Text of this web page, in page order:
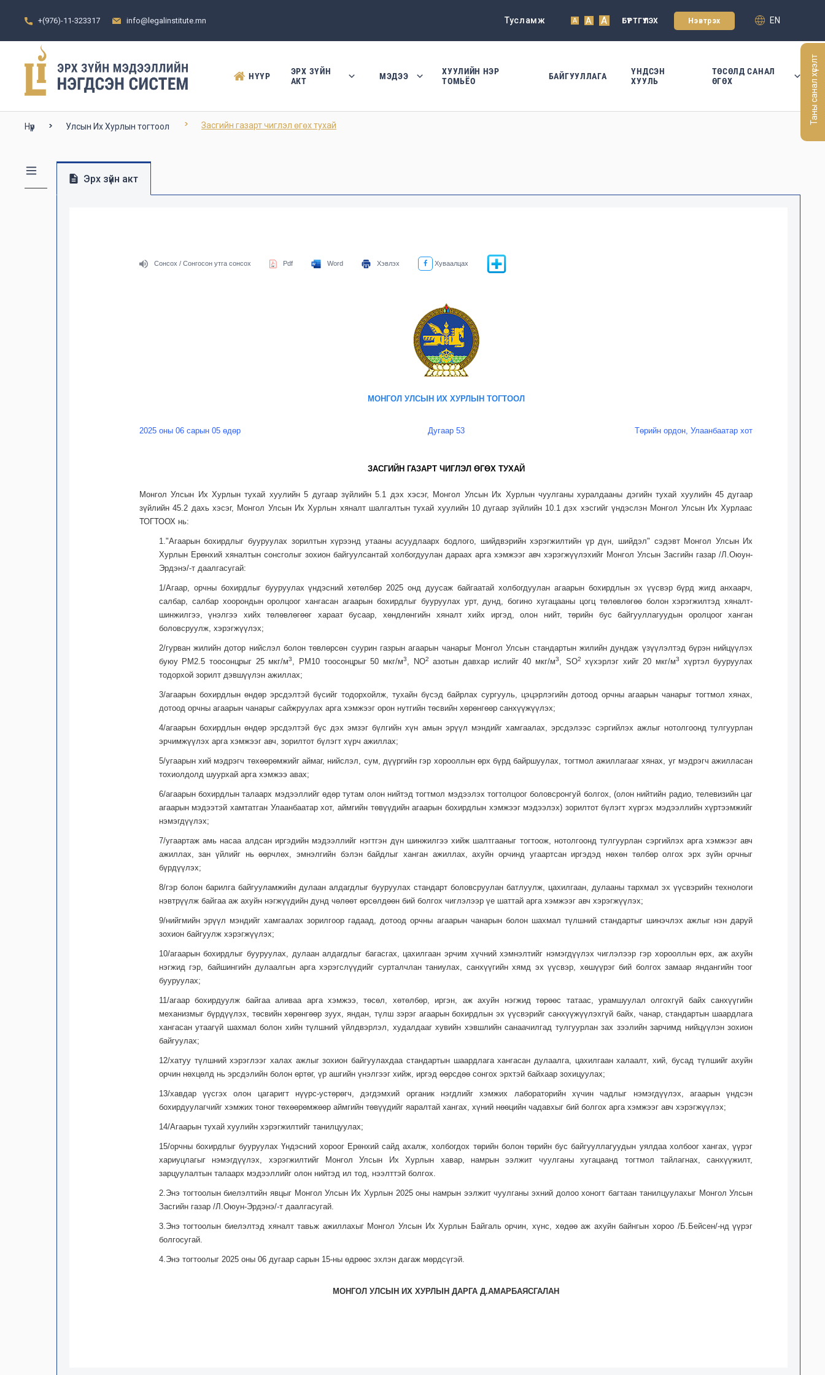
+(976)-11-323317 info@legalinstitute.mn Тусламж A A A БҮРТГҮҮЛЭХ Нэвтрэх EN
НҮҮР
ЭРХ ЗҮЙН
АКТ
МЭДЭЭ
ХУУЛИЙН НЭР
ТОМЬЁО
БАЙГУУЛЛАГА
ҮНДСЭН
ХУУЛЬ
ТӨСӨЛД САНАЛ
ӨГӨХ
Нүүр Улсын Их Хурлын тогтоол Засгийн газарт чиглэл өгөх тухай
Эрх зүйн акт
Сонсох / Сонгосон утга сонсох Pdf Word Хэвлэх Хуваалцах
МОНГОЛ УЛСЫН ИХ ХУРЛЫН ТОГТООЛ
2025 оны 06 сарын 05 өдөр Дугаар 53 Төрийн ордон, Улаанбаатар хот
ЗАСГИЙН ГАЗАРТ ЧИГЛЭЛ ӨГӨХ ТУХАЙ
Монгол Улсын Их Хурлын тухай хуулийн 5 дугаар зүйлийн 5.1 дэх хэсэг, Монгол Улсын Их Хурлын чуулганы хуралдааны дэгийн тухай хуулийн 45 дугаар
зүйлийн 45.2 дахь хэсэг, Монгол Улсын Их Хурлын хяналт шалгалтын тухай хуулийн 10 дугаар зүйлийн 10.1 дэх хэсгийг үндэслэн Монгол Улсын Их Хурлаас
ТОГТООХ нь:
1."Агаарын бохирдлыг бууруулах зорилтын хүрээнд утааны асуудлаарх бодлого, шийдвэрийн хэрэгжилтийн үр дүн, шийдэл" сэдэвт Монгол Улсын Их
Хурлын Ерөнхий хяналтын сонсголыг зохион байгуулсантай холбогдуулан дараах арга хэмжээг авч хэрэгжүүлэхийг Монгол Улсын Засгийн газар /Л.Оюун-
Эрдэнэ/-т даалгасугай:
1/Агаар, орчны бохирдлыг бууруулах үндэсний хөтөлбөр 2025 онд дуусаж байгаатай холбогдуулан агаарын бохирдлын эх үүсвэр бүрд жигд анхаарч,
салбар, салбар хоорондын оролцоог хангасан агаарын бохирдлыг бууруулах урт, дунд, богино хугацааны цогц төлөвлөгөө болон хэрэгжилтэд хяналт-
шинжилгээ, үнэлгээ хийх төлөвлөгөөг хараат бусаар, хөндлөнгийн хяналт хийх иргэд, олон нийт, төрийн бус байгууллагуудын оролцоог ханган
боловсруулж, хэрэгжүүлэх;
2/гурван жилийн дотор нийслэл болон төвлөрсөн суурин газрын агаарын чанарыг Монгол Улсын стандартын жилийн дундаж үзүүлэлтэд бүрэн нийцүүлэх
буюу PM2.5 тоосонцрыг 25 мкг/м3 , РМ10 тоосонцрыг 50 мкг/м3 , NO2 азотын давхар ислийг 40 мкг/м3 , SO2 хүхэрлэг хийг 20 мкг/м3
хүртэл бууруулах
тодорхой зорилт дэвшүүлэн ажиллах;
3/агаарын бохирдлын өндөр эрсдэлтэй бүсийг тодорхойлж, тухайн бүсэд байрлах сургууль, цэцэрлэгийн дотоод орчны агаарын чанарыг тогтмол хянах,
дотоод орчны агаарын чанарыг сайжруулах арга хэмжээг орон нутгийн төсвийн хөрөнгөөр санхүүжүүлэх;
4/агаарын бохирдлын өндөр эрсдэлтэй бүс дэх эмзэг бүлгийн хүн амын эрүүл мэндийг хамгаалах, эрсдэлээс сэргийлэх ажлыг нотолгоонд тулгуурлан
эрчимжүүлэх арга хэмжээг авч, зорилтот бүлэгт хүрч ажиллах;
5/угаарын хий мэдрэгч төхөөрөмжийг аймаг, нийслэл, сум, дүүргийн гэр хорооллын өрх бүрд байршуулах, тогтмол ажиллагааг хянах, уг мэдрэгч ажилласан
тохиолдолд шуурхай арга хэмжээ авах;
6/агаарын бохирдлын талаарх мэдээллийг өдөр тутам олон нийтэд тогтмол мэдээлэх тогтолцоог боловсронгуй болгох, (олон нийтийн радио, телевизийн цаг
агаарын мэдээтэй хамтатган Улаанбаатар хот, аймгийн төвүүдийн агаарын бохирдлын хэмжээг мэдээлэх) зорилтот бүлэгт хүргэх мэдээллийн хүртээмжийг
нэмэгдүүлэх;
7/угаартаж амь насаа алдсан иргэдийн мэдээллийг нэгтгэн дүн шинжилгээ хийж шалтгааныг тогтоож, нотолгоонд тулгуурлан сэргийлэх арга хэмжээг авч
ажиллах, зан үйлийг нь өөрчлөх, эмнэлгийн бэлэн байдлыг ханган ажиллах, ахуйн орчинд угаартсан иргэдэд нөхөн төлбөр олгох эрх зүйн орчныг
бүрдүүлэх;
8/гэр болон барилга байгууламжийн дулаан алдагдлыг бууруулах стандарт боловсруулан батлуулж, цахилгаан, дулааны тархмал эх үүсвэрийн технологи
нэвтрүүлж байгаа аж ахуйн нэгжүүдийн дунд чөлөөт өрсөлдөөн бий болгох чиглэлээр үе шаттай арга хэмжээг авч хэрэгжүүлэх;
9/нийгмийн эрүүл мэндийг хамгаалах зорилгоор гадаад, дотоод орчны агаарын чанарын болон шахмал түлшний стандартыг шинэчлэх ажлыг нэн даруй
зохион байгуулж хэрэгжүүлэх;
10/агаарын бохирдлыг бууруулах, дулаан алдагдлыг багасгах, цахилгаан эрчим хүчний хэмнэлтийг нэмэгдүүлэх чиглэлээр гэр хорооллын өрх, аж ахуйн
нэгжид гэр, байшингийн дулаалгын арга хэрэгслүүдийг сурталчлан таниулах, санхүүгийн хямд эх үүсвэр, хөшүүрэг бий болгох замаар яндангийн тоог
бууруулах;
11/агаар бохирдуулж байгаа аливаа арга хэмжээ, төсөл, хөтөлбөр, иргэн, аж ахуйн нэгжид төрөөс татаас, урамшуулал олгохгүй байх санхүүгийн
механизмыг бүрдүүлэх, төсвийн хөрөнгөөр зуух, яндан, түлш зэрэг агаарын бохирдлын эх үүсвэрийг санхүүжүүлэхгүй байх, чанар, стандартын шаардлага
хангасан утаагүй шахмал болон хийн түлшний үйлдвэрлэл, худалдааг хувийн хэвшлийн санаачилгад тулгуурлан зах зээлийн зарчимд нийцүүлэн зохион
байгуулах;
12/хатуу түлшний хэрэглээг халах ажлыг зохион байгуулахдаа стандартын шаардлага хангасан дулаалга, цахилгаан халаалт, хий, бусад түлшийг ахуйн
орчин нөхцөлд нь эрсдэлийн болон өртөг, үр ашгийн үнэлгээг хийж, иргэд өөрсдөө сонгох эрхтэй байхаар зохицуулах;
13/хавдар үүсгэх олон цагаригт нүүрс-устөрөгч, дэгдэмхий органик нэгдлийг хэмжих лабораторийн хүчин чадлыг нэмэгдүүлэх, агаарын үндсэн
бохирдуулагчийг хэмжих тоног төхөөрөмжөөр аймгийн төвүүдийг яаралтай хангах, хүний нөөцийн чадавхыг бий болгох арга хэмжээг авч хэрэгжүүлэх;
14/Агаарын тухай хуулийн хэрэгжилтийг танилцуулах;
15/орчны бохирдлыг бууруулах Үндэсний хороог Ерөнхий сайд ахалж, холбогдох төрийн болон төрийн бус байгууллагуудын уялдаа холбоог хангах, үүрэг
хариуцлагыг нэмэгдүүлэх, хэрэгжилтийг Монгол Улсын Их Хурлын хавар, намрын ээлжит чуулганы хугацаанд тогтмол тайлагнах, санхүүжилт,
зарцуулалтын талаарх мэдээллийг олон нийтэд ил тод, нээлттэй болгох.
2.Энэ тогтоолын биелэлтийн явцыг Монгол Улсын Их Хурлын 2025 оны намрын ээлжит чуулганы эхний долоо хоногт багтаан танилцуулахыг Монгол Улсын
Засгийн газар /Л.Оюун-Эрдэнэ/-т даалгасугай.
3.Энэ тогтоолын биелэлтэд хяналт тавьж ажиллахыг Монгол Улсын Их Хурлын Байгаль орчин, хүнс, хөдөө аж ахуйн байнгын хороо /Б.Бейсен/-нд үүрэг
болгосугай.
4.Энэ тогтоолыг 2025 оны 06 дугаар сарын 15-ны өдрөөс эхлэн дагаж мөрдсүгэй.
МОНГОЛ УЛСЫН ИХ ХУРЛЫН ДАРГА Д.АМАРБАЯСГАЛАН
Таны санал хүсэлт